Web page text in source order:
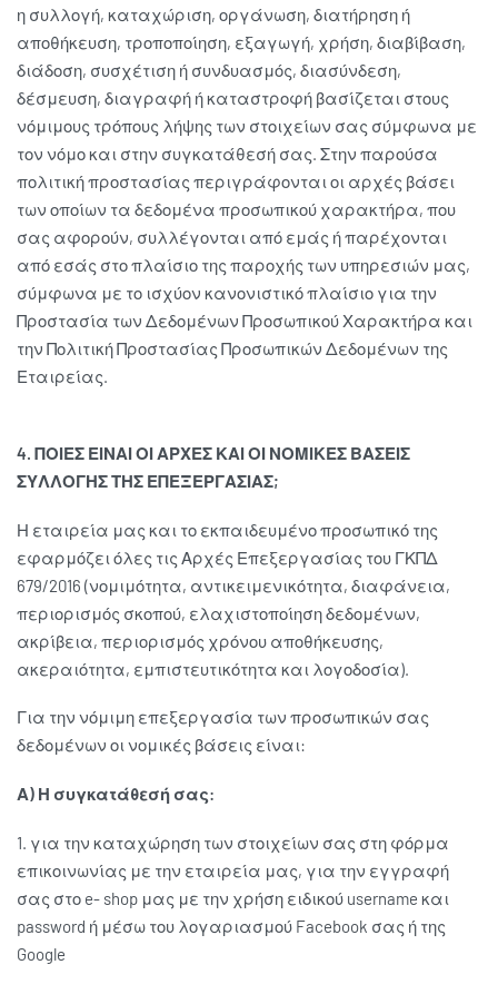
η συλλογή, καταχώριση, οργάνωση, διατήρηση ή
αποθήκευση, τροποποίηση, εξαγωγή, χρήση, διαβίβαση,
διάδοση, συσχέτιση ή συνδυασμός, διασύνδεση,
δέσμευση, διαγραφή ή καταστροφή βασίζεται στους
νόμιμους τρόπους λήψης των στοιχείων σας σύμφωνα με
τον νόμο και στην συγκατάθεσή σας. Στην παρούσα
πολιτική προστασίας περιγράφονται οι αρχές βάσει
των οποίων τα δεδομένα προσωπικού χαρακτήρα, που
σας αφορούν, συλλέγονται από εμάς ή παρέχονται
από εσάς στο πλαίσιο της παροχής των υπηρεσιών μας,
σύμφωνα με το ισχύον κανονιστικό πλαίσιο για την
Προστασία των Δεδομένων Προσωπικού Χαρακτήρα και
την Πολιτική Προστασίας Προσωπικών Δεδομένων της
Εταιρείας.
4. ΠΟΙΕΣ ΕΙΝΑΙ ΟΙ ΑΡΧΕΣ ΚΑΙ ΟΙ ΝΟΜΙΚΕΣ ΒΑΣΕΙΣ
ΣΥΛΛΟΓΗΣ ΤΗΣ ΕΠΕΞΕΡΓΑΣΙΑΣ;
Η εταιρεία μας και το εκπαιδευμένο προσωπικό της
εφαρμόζει όλες τις Αρχές Επεξεργασίας του ΓΚΠΔ
679/2016 (νομιμότητα, αντικειμενικότητα, διαφάνεια,
περιορισμός σκοπού, ελαχιστοποίηση δεδομένων,
ακρίβεια, περιορισμός χρόνου αποθήκευσης,
ακεραιότητα, εμπιστευτικότητα και λογοδοσία).
Για την νόμιμη επεξεργασία των προσωπικών σας
δεδομένων οι νομικές βάσεις είναι:
Α) Η συγκατάθεσή σας:
1. για την καταχώρηση των στοιχείων σας στη φόρμα
επικοινωνίας με την εταιρεία μας, για την εγγραφή
σας στο e- shop μας με την χρήση ειδικού username και
password ή μέσω του λογαριασμού Facebook σας ή της
Google